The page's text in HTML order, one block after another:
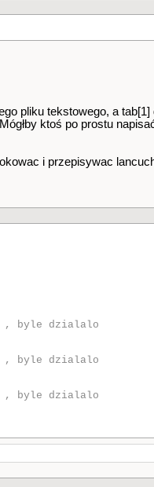
pliku tekstowego, a tab[1]
ktoś po prostu
i przepisywac
, byle dzialalo
, byle dzialalo
, byle dzialalo